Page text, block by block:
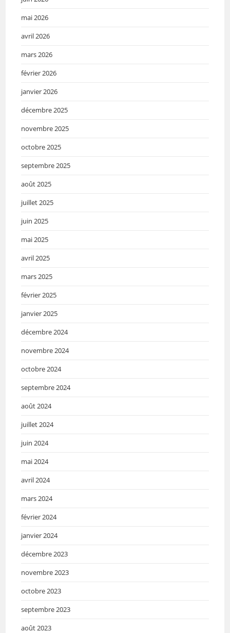
mai 2026
avril 2026
mars 2026
février 2026
janvier 2026
décembre 2025
novembre 2025
octobre 2025
septembre 2025
août 2025
juillet 2025
juin 2025
mai 2025
avril 2025
mars 2025
février 2025
janvier 2025
décembre 2024
novembre 2024
octobre 2024
septembre 2024
août 2024
juillet 2024
juin 2024
mai 2024
avril 2024
mars 2024
février 2024
janvier 2024
décembre 2023
novembre 2023
octobre 2023
septembre 2023
août 2023